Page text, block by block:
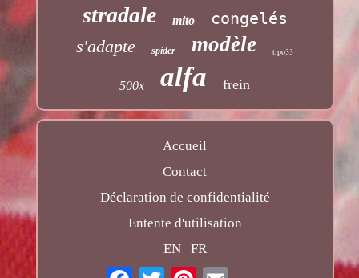
stradale mito congelés
s'adapte spider modèle tipo33
500x alfa frein
Accueil
Contact
Déclaration de confidentialité
Entente d'utilisation
EN
FR